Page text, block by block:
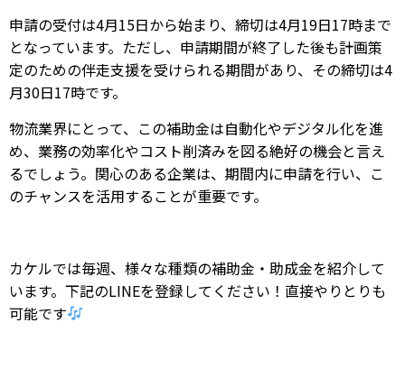
申請の受付は4月15日から始まり、締切は4月19日17時まで
となっています。ただし、申請期間が終了した後も計画策
定のための伴走支援を受けられる期間があり、その締切は4
月30日17時です。
物流業界にとって、この補助金は自動化やデジタル化を進
め、業務の効率化やコスト削済みを図る絶好の機会と言え
るでしょう。関心のある企業は、期間内に申請を行い、こ
のチャンスを活用することが重要です。
カケルでは毎週、様々な種類の補助金・助成金を紹介して
います。下記のLINEを登録してください！直接やりとりも
可能です